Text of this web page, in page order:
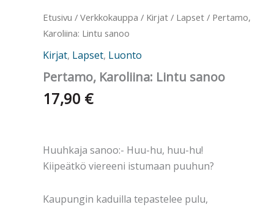
Etusivu / Verkkokauppa / Kirjat / Lapset / Pertamo,
Karoliina: Lintu sanoo
Kirjat, Lapset, Luonto
Pertamo, Karoliina: Lintu sanoo
17,90 €
Huuhkaja sanoo:- Huu-hu, huu-hu!
Kiipeätkö viereeni istumaan puuhun?
Kaupungin kaduilla tepastelee pulu,